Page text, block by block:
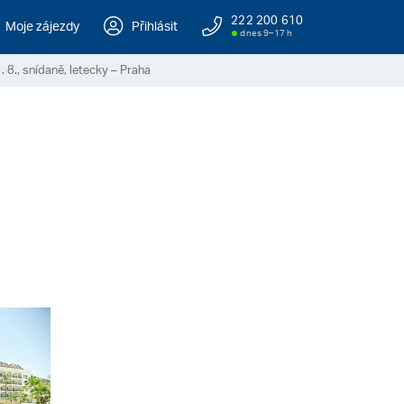
Moje zájezdy Přihlásit 222 200 610
dnes 9–17 h
8., snídaně, letecky – Praha